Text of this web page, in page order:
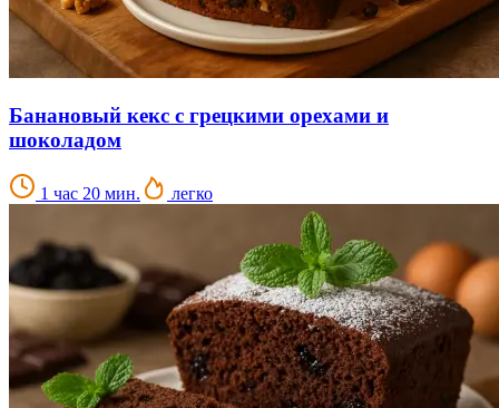
Банановый кекс с грецкими орехами и
шоколадом
1 час 20 мин. легко